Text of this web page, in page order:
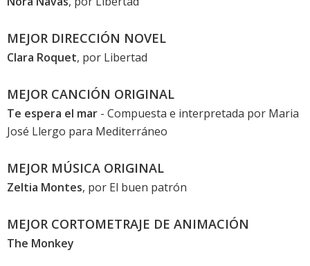
MEJOR DIRECCIÓN NOVEL
Clara Roquet, por Libertad
MEJOR CANCIÓN ORIGINAL
Te espera el mar - Compuesta e interpretada por Maria
José Llergo para Mediterráneo
MEJOR MÚSICA ORIGINAL
Zeltia Montes, por El buen patrón
MEJOR CORTOMETRAJE DE ANIMACIÓN
The Monkey